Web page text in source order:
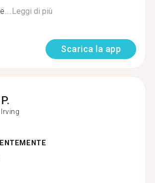
Leggi di più
Scarica la app
P.
Irving